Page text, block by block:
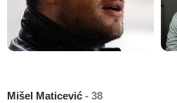
Mišel Maticević - 38